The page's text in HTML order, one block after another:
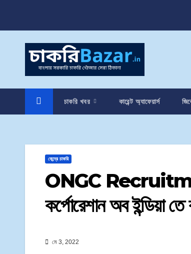
চাকরি খবর কারেন্ট অ্যাফেয়ার্স
কেন্দ্রে চাকরি
ONGC
কর্পোরেশান অব ইন্ডিয়া তে
মে 3, 2022